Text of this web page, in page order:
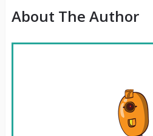
About The Author